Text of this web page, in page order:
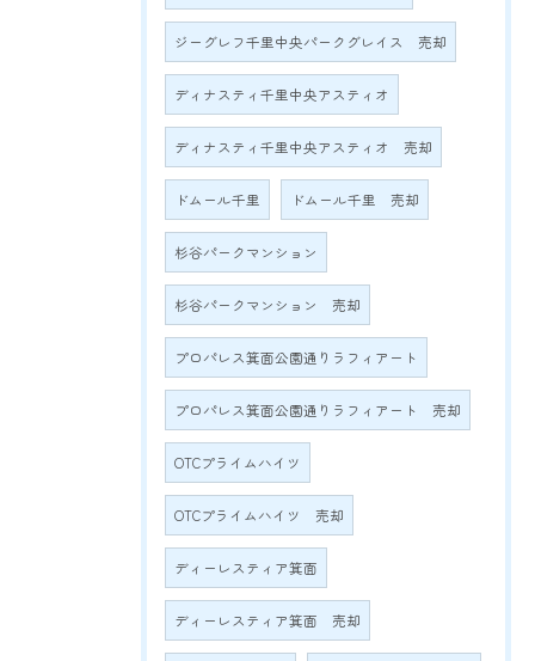
ジーグレフ千里中央パークグレイス 売却
ディナスティ千里中央アスティオ
ディナスティ千里中央アスティオ 売却
ドムール千里 ドムール千里 売却
杉谷パークマンション
杉谷パークマンション 売却
プロパレス箕面公園通りラフィアート
プロパレス箕面公園通りラフィアート 売却
OTCプライムハイツ
OTCプライムハイツ 売却
ディーレスティア箕面
ディーレスティア箕面 売却